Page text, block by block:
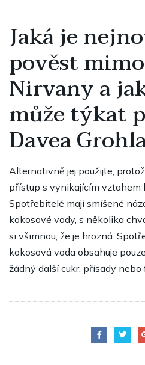
Jaká je
pověst
Nirvany a
může týkat
Davea
Alternativně jej použijte,
přístup s vynikajícím vztahem
Spotřebitelé mají smíšené
kokosové vody, s několika
si všimnou, že je hrozná.
kokosová voda obsahuje
žádný další cukr, přísady nebo